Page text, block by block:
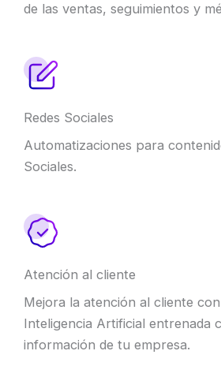
de las ventas, seguimientos y
Redes Sociales
Automatizaciones para
Sociales.
Atención al cliente
Mejora la atención al cliente
Inteligencia Artificial entrenada
información de tu empresa.